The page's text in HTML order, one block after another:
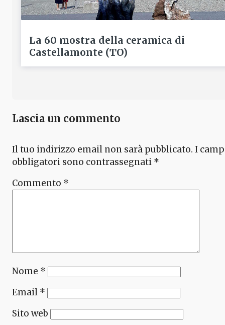
La 60 mostra della ceramica di
Castellamonte (TO)
Lascia un commento
Il tuo indirizzo email non sarà pubblicato. I
obbligatori sono contrassegnati *
Commento *
Nome *
Email *
Sito web